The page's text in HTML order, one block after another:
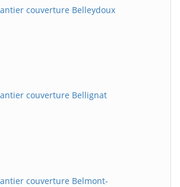
couverture Belleydoux
couverture Bellignat
couverture Belmont-